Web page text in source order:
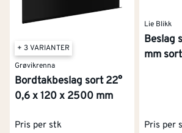
+ 3 VARIANTER
Grøvikrenna
Bordtakbeslag sort 22°
0,6 x 120 x 2500 mm
Pris per stk
Lie Blikk
Beslag
mm sort
Pris per